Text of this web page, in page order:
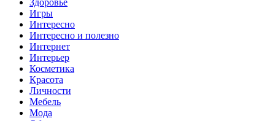
Здоровье
Игры
Интересно
Интересно и полезно
Интернет
Интерьер
Косметика
Красота
Личности
Мебель
Мода